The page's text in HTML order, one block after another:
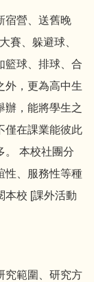
宿營、送舊晚
賽、躲避球、
籃球、排球、合
外，更為高中生
辦，能將學生之
僅在課業能彼此
。 本校社團分
性、服務性等種
本校 [課外活動
究範圍、研究方